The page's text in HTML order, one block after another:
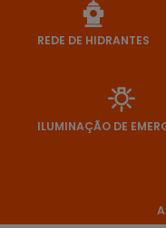
REDE DE HIDRANTES
ILUMINAÇÃO DE